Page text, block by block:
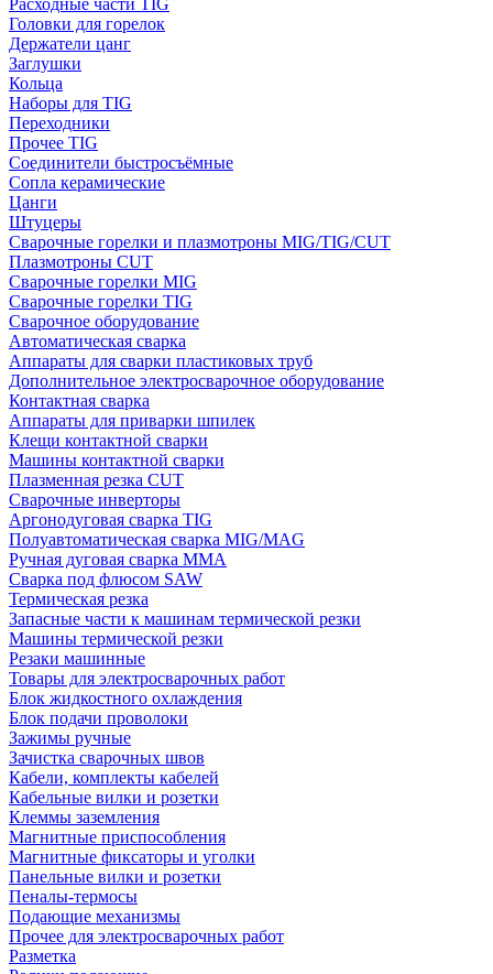
Расходные части TIG
Головки для горелок
Держатели цанг
Заглушки
Кольца
Наборы для TIG
Переходники
Прочее TIG
Соединители быстросъёмные
Сопла керамические
Цанги
Штуцеры
Сварочные горелки и плазмотроны MIG/TIG/CUT
Плазмотроны CUT
Сварочные горелки MIG
Сварочные горелки TIG
Сварочное оборудование
Автоматическая сварка
Аппараты для сварки пластиковых труб
Дополнительное электросварочное оборудование
Контактная сварка
Аппараты для приварки шпилек
Клещи контактной сварки
Машины контактной сварки
Плазменная резка CUT
Сварочные инверторы
Аргонодуговая сварка TIG
Полуавтоматическая сварка MIG/MAG
Ручная дуговая сварка MMA
Сварка под флюсом SAW
Термическая резка
Запасные части к машинам термической резки
Машины термической резки
Резаки машинные
Товары для электросварочных работ
Блок жидкостного охлаждения
Блок подачи проволоки
Зажимы ручные
Зачистка сварочных швов
Кабели, комплекты кабелей
Кабельные вилки и розетки
Клеммы заземления
Магнитные приспособления
Магнитные фиксаторы и уголки
Панельные вилки и розетки
Пеналы-термосы
Подающие механизмы
Прочее для электросварочных работ
Разметка